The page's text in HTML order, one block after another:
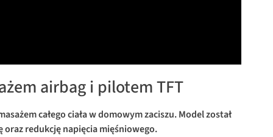
airbag i pilotem TFT
całego ciała w domowym zaciszu. Model został
redukcję napięcia mięśniowego.